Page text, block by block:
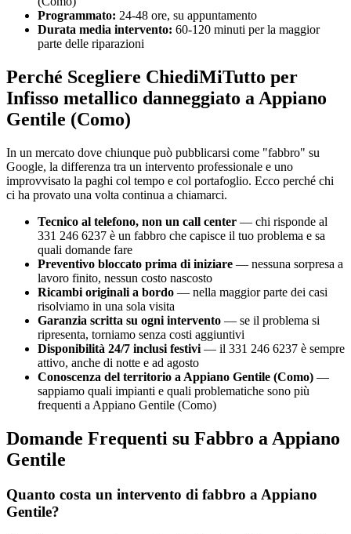
Programmato: 24-48 ore, su appuntamento
Durata media intervento: 60-120 minuti per la maggior
parte delle riparazioni
Perché Scegliere ChiediMiTutto per
Infisso metallico danneggiato a Appiano
Gentile (Como)
In un mercato dove chiunque può pubblicarsi come "fabbro" su
Google, la differenza tra un intervento professionale e uno
improvvisato la paghi col tempo e col portafoglio. Ecco perché chi
ci ha provato una volta continua a chiamarci.
Tecnico al telefono, non un call center — chi risponde al
331 246 6237 è un fabbro che capisce il tuo problema e sa
quali domande fare
Preventivo bloccato prima di iniziare — nessuna sorpresa a
lavoro finito, nessun costo nascosto
Ricambi originali a bordo — nella maggior parte dei casi
risolviamo in una sola visita
Garanzia scritta su ogni intervento — se il problema si
ripresenta, torniamo senza costi aggiuntivi
Disponibilità 24/7 inclusi festivi — il 331 246 6237 è sempre
attivo, anche di notte e ad agosto
Conoscenza del territorio a Appiano Gentile (Como) —
sappiamo quali impianti e quali problematiche sono più
frequenti a Appiano Gentile (Como)
Domande Frequenti su Fabbro a Appiano
Gentile
Quanto costa un intervento di fabbro a Appiano
Gentile?